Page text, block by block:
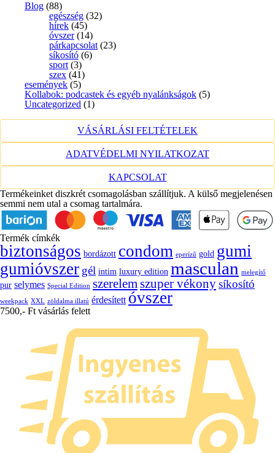
Blog (88)
egészség (32)
hírek (45)
óvszer(14)
párkapcsolat (23)
síkosító (6)
sport (3)
szex (41)
események (5)
Kollabok: podcastek és egyéb nyalánkságok (5)
Uncategorized (1)
VÁSÁRLÁSI FELTÉTELEK
ADATVÉDELMI NYILATKOZAT
KAPCSOLAT
Termékeinket diszkrét csomagolásban szállítjuk. A külső megjelenésen
semmi nem utal a csomag tartalmára.
Termék címkék
biztonságos bordázott condom eperízű gold gumi
gumióvszer gél intim luxury edition masculan melegítő
pur selymes Special Edition szerelem szuper vékonysíkosító
weekpack XXL zöldalma illatú érdesített óvszer
7500,- Ft vásárlás felett